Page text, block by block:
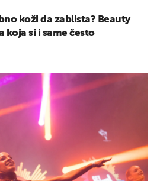
koži da zablista? Beauty
si i same često